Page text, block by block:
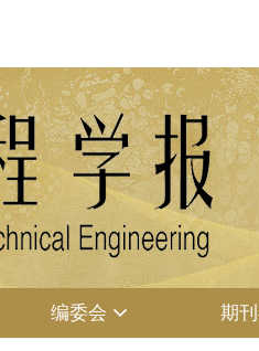
编委会 期